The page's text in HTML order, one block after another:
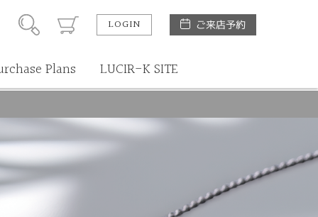
LOGIN ご来店予約
Plans LUCIR-K SITE